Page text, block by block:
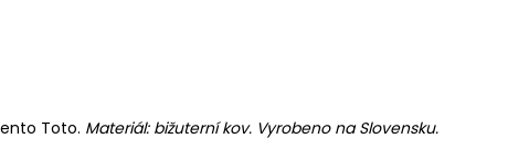
Toto. Materiál: bižuterní kov. Vyrobeno na Slovensku.